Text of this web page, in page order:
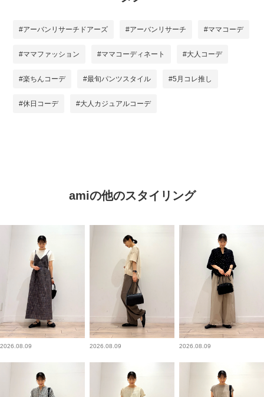
#アーバンリサーチドアーズ #アーバンリサーチ #ママコーデ
#ママファッション #ママコーディネート #大人コーデ
#楽ちんコーデ #最旬パンツスタイル #5月コレ推し
#休日コーデ #大人カジュアルコーデ
amiの他のスタイリング
2026.08.09 2026.08.09 2026.08.09